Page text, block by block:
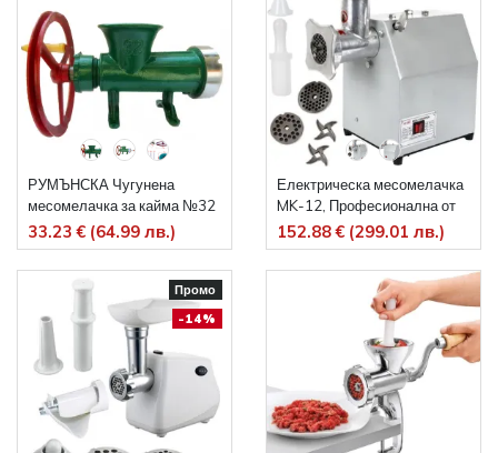
РУМЪНСКА Чугунена
месомелачка за кайма №32
33.23 € (64.99 лв.)
Електрическа месомелачка
MK-12, Професионална от
Неръждаема стомана, 150
кг/ч- 850 W.
152.88 € (299.01 лв.)
Промо
-14%